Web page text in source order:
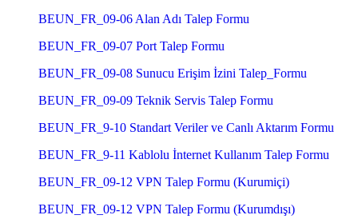
BEUN_FR_09-06 Alan Adı Talep Formu
BEUN_FR_09-07 Port Talep Formu
BEUN_FR_09-08 Sunucu Erişim İzini Talep_Formu
BEUN_FR_09-09 Teknik Servis Talep Formu
BEUN_FR_9-10 Standart Veriler ve Canlı Aktarım Formu
BEUN_FR_9-11 Kablolu İnternet Kullanım Talep Formu
BEUN_FR_09-12 VPN Talep Formu (Kurumiçi)
BEUN_FR_09-12 VPN Talep Formu (Kurumdışı)